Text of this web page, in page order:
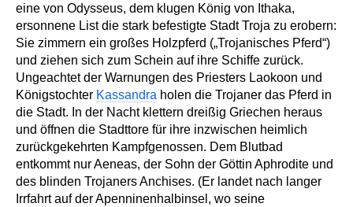
eine von Odysseus, dem klugen König von Ithaka,
ersonnene List die stark befestigte Stadt Troja zu erobern:
Sie zimmern ein großes Holzpferd („Trojanisches Pferd“)
und ziehen sich zum Schein auf ihre Schiffe zurück.
Ungeachtet der Warnungen des Priesters Laokoon und
Königstochter Kassandra holen die Trojaner das Pferd in
die Stadt. In der Nacht klettern dreißig Griechen heraus
und öffnen die Stadttore für ihre inzwischen heimlich
zurückgekehrten Kampfgenossen. Dem Blutbad
entkommt nur Aeneas, der Sohn der Göttin Aphrodite und
des blinden Trojaners Anchises. (Er landet nach langer
Irrfahrt auf der Apenninenhalbinsel, wo seine